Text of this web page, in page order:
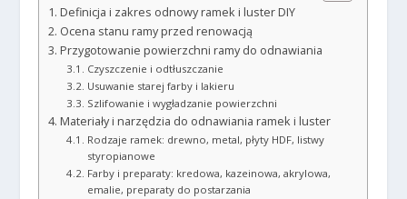
Definicja i zakres odnowy ramek i luster DIY
Ocena stanu ramy przed renowacją
Przygotowanie powierzchni ramy do odnawiania
Czyszczenie i odtłuszczanie
Usuwanie starej farby i lakieru
Szlifowanie i wygładzanie powierzchni
Materiały i narzędzia do odnawiania ramek i luster
Rodzaje ramek: drewno, metal, płyty HDF, listwy
styropianowe
Farby i preparaty: kredowa, kazeinowa, akrylowa,
emalie, preparaty do postarzania